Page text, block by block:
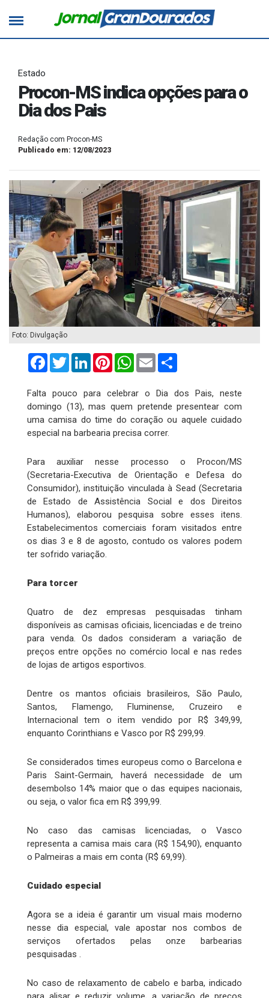
Estado
Procon-MS indica opções para o
Dia dos Pais
Redação com Procon-MS
Publicado em: 12/08/2023
Foto: Divulgação
FacebookTwitterLinkedInPinterestWhatsApp
Email
Falta pouco para celebrar o Dia dos Pais, neste
domingo (13), mas quem pretende presentear com
uma camisa do time do coração ou aquele cuidado
especial na barbearia precisa correr.
Para auxiliar nesse processo o Procon/MS
(Secretaria-Executiva de Orientação e Defesa do
Consumidor), instituição vinculada à Sead (Secretaria
de Estado de Assistência Social e dos Direitos
Humanos), elaborou pesquisa sobre esses itens.
Estabelecimentos comerciais foram visitados entre
os dias 3 e 8 de agosto, contudo os valores podem
ter sofrido variação.
Para torcer
Quatro de dez empresas pesquisadas tinham
disponíveis as camisas oficiais, licenciadas e de treino
para venda. Os dados consideram a variação de
preços entre opções no comércio local e nas redes
de lojas de artigos esportivos.
Dentre os mantos oficiais brasileiros, São Paulo,
Santos, Flamengo, Fluminense, Cruzeiro e
Internacional tem o item vendido por R$ 349,99,
enquanto Corinthians e Vasco por R$ 299,99.
Se considerados times europeus como o Barcelona e
Paris Saint-Germain, haverá necessidade de um
desembolso 14% maior que o das equipes nacionais,
ou seja, o valor fica em R$ 399,99.
No caso das camisas licenciadas, o Vasco
representa a camisa mais cara (R$ 154,90), enquanto
o Palmeiras a mais em conta (R$ 69,99).
Cuidado especial
Agora se a ideia é garantir um visual mais moderno
nesse dia especial, vale apostar nos combos de
serviços ofertados pelas onze barbearias
pesquisadas .
No caso de relaxamento de cabelo e barba, indicado